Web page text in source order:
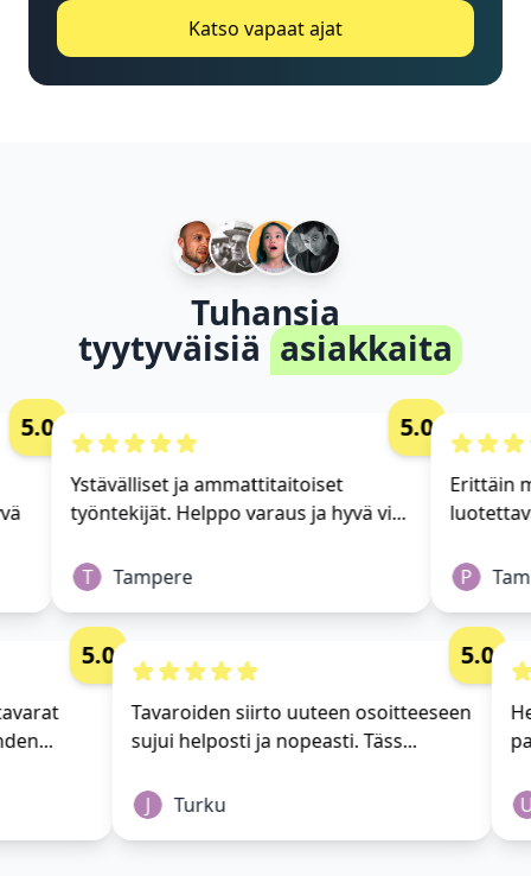
Katso vapaat ajat
Tuhansia
tyytyväisiä asiakkaita
5.0
Ystävälliset ja ammattitaitoiset
työntekijät. Helppo varaus ja hyvä vi...
T Tampere
5.0
Erittäin
P
tavarat
5.0
Tavaroiden siirto uuteen osoitteeseen
sujui helposti ja nopeasti. Täss...
J Turku
5.0